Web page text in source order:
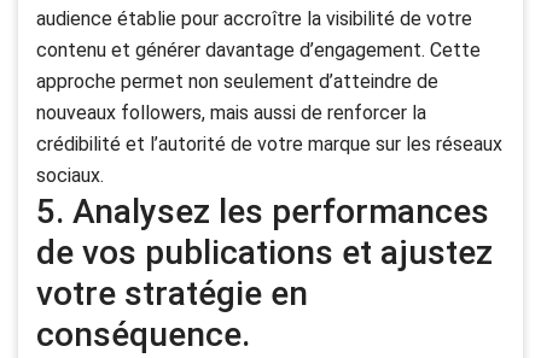
audience établie pour accroître la visibilité de votre
contenu et générer davantage d’engagement. Cette
approche permet non seulement d’atteindre de
nouveaux followers, mais aussi de renforcer la
crédibilité et l’autorité de votre marque sur les réseaux
sociaux.
5. Analysez les performances
de vos publications et ajustez
votre stratégie en
conséquence.